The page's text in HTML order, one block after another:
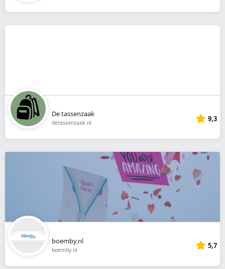
De tassenzaak
detassenzaak.nl 9,3
boemby.nl
boemby.nl 5,7